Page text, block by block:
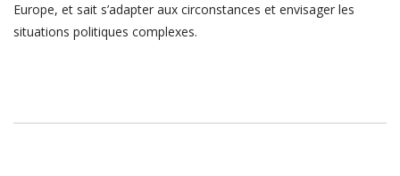
Europe, et sait s’adapter aux circonstances et envisager les
situations politiques complexes.